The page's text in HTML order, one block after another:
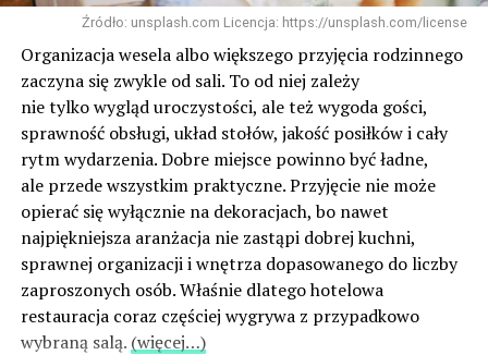
Źródło: unsplash.com Licencja: https://unsplash.com/license
Organizacja wesela albo większego przyjęcia rodzinnego
zaczyna się zwykle od sali. To od niej zależy
nie tylko wygląd uroczystości, ale też wygoda gości,
sprawność obsługi, układ stołów, jakość posiłków i cały
rytm wydarzenia. Dobre miejsce powinno być ładne,
ale przede wszystkim praktyczne. Przyjęcie nie może
opierać się wyłącznie na dekoracjach, bo nawet
najpiękniejsza aranżacja nie zastąpi dobrej kuchni,
sprawnej organizacji i wnętrza dopasowanego do liczby
zaproszonych osób. Właśnie dlatego hotelowa
restauracja coraz częściej wygrywa z przypadkowo
wybraną salą. (więcej…)